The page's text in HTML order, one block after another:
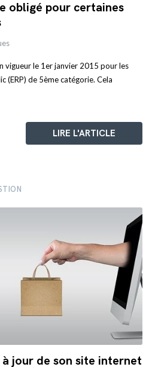
obligé pour certaines
vigueur le 1er janvier 2015 pour les
(ERP) de 5ème catégorie. Cela
LIRE L'ARTICLE
jour de son site internet